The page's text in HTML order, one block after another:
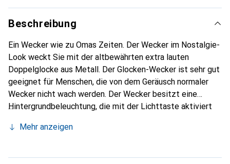
Beschreibung
Ein Wecker wie zu Omas Zeiten. Der Wecker im Nostalgie-
Look weckt Sie mit der altbewährten extra lauten
Doppelglocke aus Metall. Der Glocken-Wecker ist sehr gut
geeignet für Menschen, die von dem Geräusch normaler
Wecker nicht wach werden. Der Wecker besitzt eine
Hintergrundbeleuchtung, die mit der Lichttaste aktiviert
Mehr anzeigen